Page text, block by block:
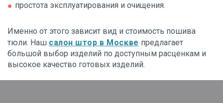
простота эксплуатирования и очищения.
Именно от этого зависит вид и стоимость пошива
тюли. Наш салон штор в Москве предлагает
большой выбор изделий по доступным расценкам и
высокое качество готовых изделий.